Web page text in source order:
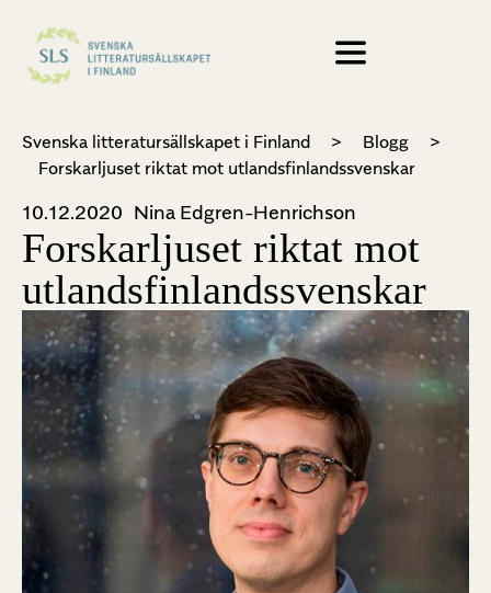
Svenska litteratursällskapet i Finland > Blogg
>
Forskarljuset riktat mot utlandsfinlandssvenskar
10.12.2020 Nina Edgren-Henrichson
Forskarljuset riktat mot
utlandsfinlandssvenskar